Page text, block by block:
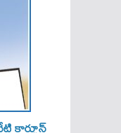
కార్టూన్